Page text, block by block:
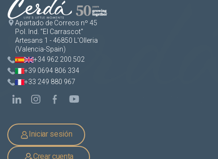
Apartado de Correos nº 45
Pol. Ind. "El Carrascot"
Artesans 1 - 46850 L'Olleria
(Valencia-Spain)
+34 962 200 502
+39 0694 806 334
+33 249 880 967
Iniciar sesión
Crear cuenta